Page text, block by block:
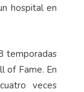
hospital en
temporadas
of Fame. En
veces